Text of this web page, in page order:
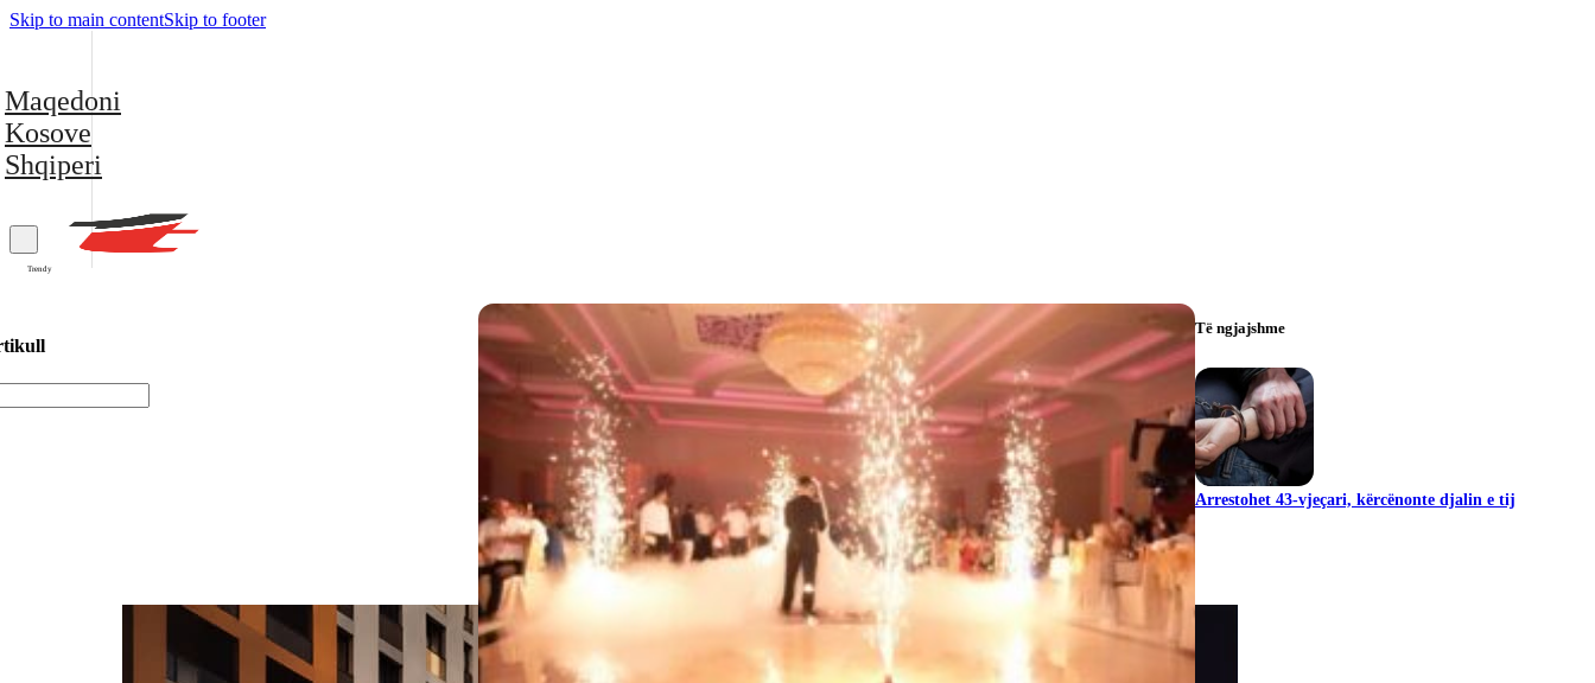
Skip to main contentSkip to footer
Maqedoni
Kosove
Shqiperi
Trendy
Të ngjajshme
Arrestohet 43-vjeçari, kërcënonte djalin e tij